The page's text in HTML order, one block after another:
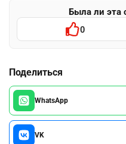
Была ли эта
0
Поделиться
WhatsApp
VK